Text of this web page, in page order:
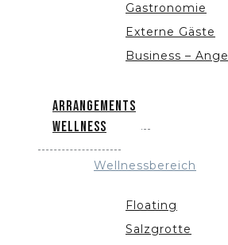
Gastronomie
Externe Gäste
Business –
Arrangements
Wellness
Wellnessbereich
Floating
Salzgrotte